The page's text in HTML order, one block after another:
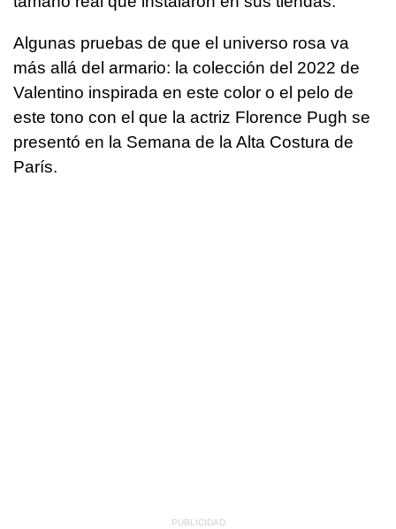
Algunas pruebas de que el universo rosa va
más allá del armario: la colección del 2022 de
Valentino inspirada en este color o el pelo de
este tono con el que la actriz Florence Pugh se
presentó en la Semana de la Alta Costura de
París.